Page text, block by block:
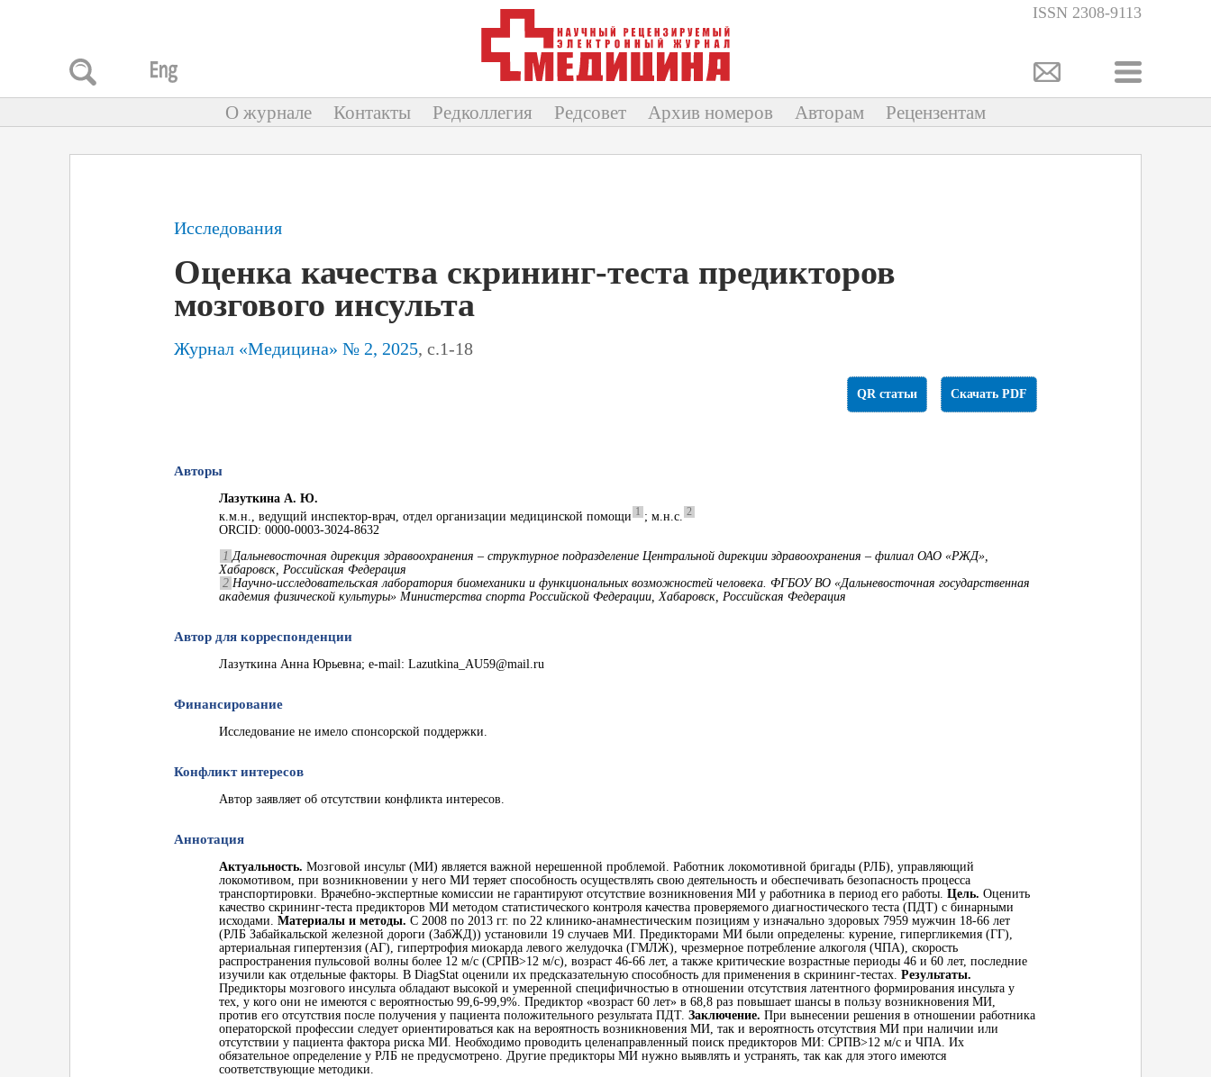
ISSN 2308-9113
О журнале Контакты Редколлегия Редсовет Архив номеров Авторам Рецензентам
Исследования
Оценка качества скрининг-теста предикторов
мозгового инсульта
Журнал «Медицина» № 2, 2025, с.1-18
Скачать PDF
QR статьи
Авторы
Лазуткина А. Ю.
к.м.н., ведущий инспектор-врач, отдел организации медицинской помощи 1 ; м.н.с. 2
ORCID: 0000-0003-3024-8632
1 Дальневосточная дирекция здравоохранения – структурное подразделение Центральной дирекции здравоохранения – филиал ОАО «РЖД»,
Хабаровск, Российская Федерация
2 Научно-исследовательская лаборатория биомеханики и функциональных возможностей человека. ФГБОУ ВО «Дальневосточная государственная
академия физической культуры» Министерства спорта Российской Федерации, Хабаровск, Российская Федерация
Автор для корреспонденции
Лазуткина Анна Юрьевна; e-mail: Lazutkina_AU59@mail.ru
Финансирование
Исследование не имело спонсорской поддержки.
Конфликт интересов
Автор заявляет об отсутствии конфликта интересов.
Аннотация
Актуальность. Мозговой инсульт (МИ) является важной нерешенной проблемой. Работник локомотивной бригады (РЛБ), управляющий
локомотивом, при возникновении у него МИ теряет способность осуществлять свою деятельность и обеспечивать безопасность процесса
транспортировки. Врачебно-экспертные комиссии не гарантируют отсутствие возникновения МИ у работника в период его работы. Цель. Оценить
качество скрининг-теста предикторов МИ методом статистического контроля качества проверяемого диагностического теста (ПДТ) с бинарными
исходами. Материалы и методы. С 2008 по 2013 гг. по 22 клинико-анамнестическим позициям у изначально здоровых 7959 мужчин 18-66 лет
(РЛБ Забайкальской железной дороги (ЗабЖД)) установили 19 случаев МИ. Предикторами МИ были определены: курение, гипергликемия (ГГ),
артериальная гипертензия (АГ), гипертрофия миокарда левого желудочка (ГМЛЖ), чрезмерное потребление алкоголя (ЧПА), скорость
распространения пульсовой волны более 12 м/с (СРПВ>12 м/с), возраст 46-66 лет, а также критические возрастные периоды 46 и 60 лет, последние
изучили как отдельные факторы. В DiagStat оценили их предсказательную способность для применения в скрининг-тестах. Результаты.
Предикторы мозгового инсульта обладают высокой и умеренной специфичностью в отношении отсутствия латентного формирования инсульта у
тех, у кого они не имеются с вероятностью 99,6-99,9%. Предиктор «возраст 60 лет» в 68,8 раз повышает шансы в пользу возникновения МИ,
против его отсутствия после получения у пациента положительного результата ПДТ. Заключение. При вынесении решения в отношении работника
операторской профессии следует ориентироваться как на вероятность возникновения МИ, так и вероятность отсутствия МИ при наличии или
отсутствии у пациента фактора риска МИ. Необходимо проводить целенаправленный поиск предикторов МИ: СРПВ>12 м/с и ЧПА. Их
обязательное определение у РЛБ не предусмотрено. Другие предикторы МИ нужно выявлять и устранять, так как для этого имеются
соответствующие методики.